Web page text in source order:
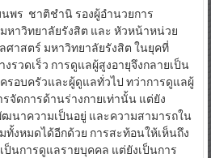
นพร ชาติชำนิ รองผู้อำนวยการ
หาวิทยาลัยรังสิต และ หัวหน้าหน่วย
าสตร์ มหาวิทยาลัยรังสิต ในยุคที่
รวดเร็ว การดูแลผู้สูงอายุจึงกลายเป็น
อบครัวและผู้ดูแลทั่วไป ทว่าการดูแลผู้
รจัดการด้านร่างกายเท่านั้น แต่ยัง
นาความเป็นอยู่ และความสามารถใน
ทั้งหมดได้อีกด้วย การสะท้อนให้เห็นถึง
ป็นการดูแลรายบุคคล แต่ยังเป็นการ